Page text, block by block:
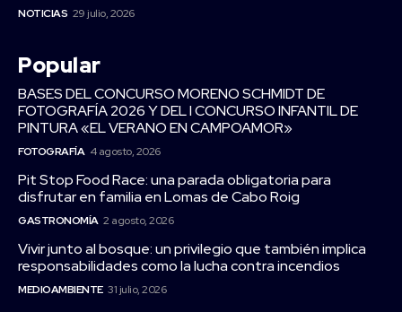
NOTICIAS 29 julio, 2026
Popular
BASES DEL CONCURSO MORENO SCHMIDT DE
FOTOGRAFÍA 2026 Y DEL I CONCURSO INFANTIL DE
PINTURA «EL VERANO EN CAMPOAMOR»
FOTOGRAFÍA 4 agosto, 2026
Pit Stop Food Race: una parada obligatoria para
disfrutar en familia en Lomas de Cabo Roig
GASTRONOMÍA 2 agosto, 2026
Vivir junto al bosque: un privilegio que también implica
responsabilidades como la lucha contra incendios
MEDIOAMBIENTE 31 julio, 2026